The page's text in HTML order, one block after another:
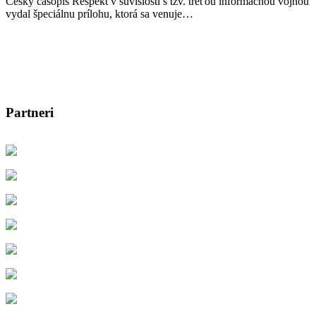
vydal špeciálnu prílohu, ktorá sa venuje…
Partneri